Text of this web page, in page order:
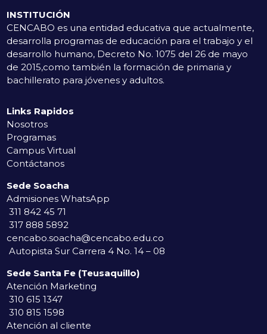
INSTITUCIÓN
CENCABO es una entidad educativa que actualmente,
desarrolla programas de educación para el trabajo y el
desarrollo humano, Decreto No. 1075 del 26 de mayo
de 2015,como también la formación de primaria y
bachillerato para jóvenes y adultos.
Links Rapidos
Nosotros
Programas
Campus Virtual
Contáctanos
Sede Soacha
Admisiones WhatsApp
311 842 45 71
317 888 5892
cencabo.soacha@cencabo.edu.co
Autopista Sur Carrera 4 No. 14 – 08
Sede Santa Fe (Teusaquillo)
Atención Marketing
310 615 1347
310 815 1598
Atención al cliente